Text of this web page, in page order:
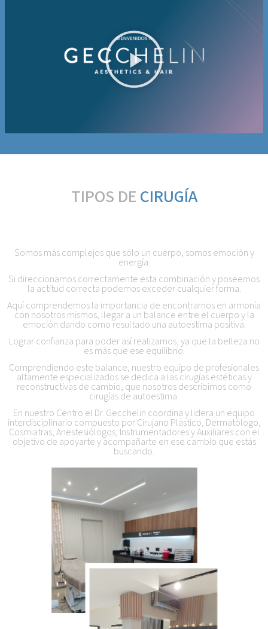
TIPOS DE CIRUGÍA
Somos más complejos que sólo un cuerpo, somos emoción y
energía.
Si direccionamos correctamente esta combinación y poseemos
la actitud correcta podemos exceder cualquier forma.
Aquí comprendemos la importancia de encontrarnos en armonía
con nosotros mismos, llegar a un balance entre el cuerpo y la
emoción dando como resultado una autoestima positiva.
Lograr confianza para poder así realizarnos, ya que la belleza no
es más que ese equilibrio.
Comprendiendo este balance, nuestro equipo de profesionales
altamente especializados se dedica a las cirugías estéticas y
reconstructivas de cambio, que nosotros describimos como
cirugías de autoestima.
En nuestro Centro el Dr. Gecchelin coordina y lidera un equipo
interdisciplinario compuesto por Cirujano Plástico, Dermatólogo,
Cosmiatras, Anestesiólogos, Instrumentadores y Auxiliares con el
objetivo de apoyarte y acompañarte en ese cambio que estás
buscando.